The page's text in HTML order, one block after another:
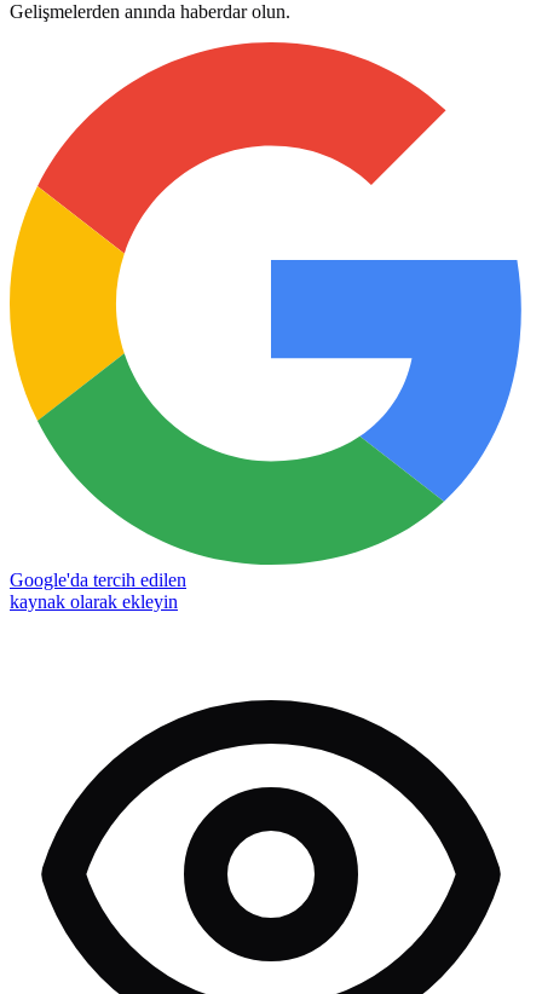
Gelişmelerden anında haberdar olun.
Google'da tercih edilen
kaynak olarak ekleyin